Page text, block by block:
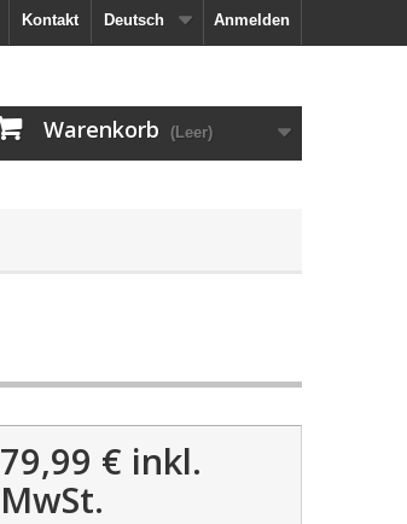
Anmelden
Deutsch
Kontakt
Warenkorb (Leer)
79,99 € inkl.
MwSt.